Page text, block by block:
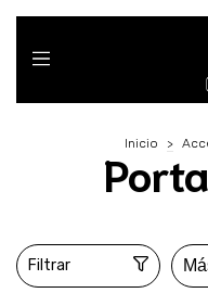
Inicio >
Filtrar